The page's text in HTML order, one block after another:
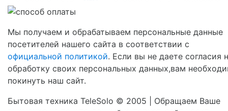
Мы получаем и обрабатываем персональные данные
посетителей нашего сайта в соответствии с
официальной политикой. Если вы не даете согласия
обработку своих персональных данных,вам
покинуть наш сайт.
Бытовая техника TeleSolo © 2005 | Обращаем Ваше